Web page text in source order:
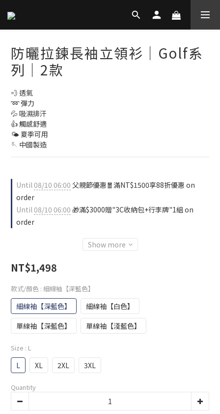
防曬拉鍊長袖立領衫｜Golf系
列｜2款
💨 透氣
➿ 彈力
💦 吸濕排汗
👍 觸感舒適
🌤️ 夏季可用
🪡 中國製造
Until08/10 06:00 父親節優惠🧧滿NT$1500享88折優惠 on
order
Until08/10 06:00 🎁滿$3000贈"3C收納包+行李牌"1組 on
order
Show more
NT$1,498
款式/顏色 : 細線袖【深藍色】
細線袖【深藍色】
細線袖【白色】
單線袖【深藍色】
單線袖【淺藍色】
Size : L
L XL 2XL 3XL
Quantity